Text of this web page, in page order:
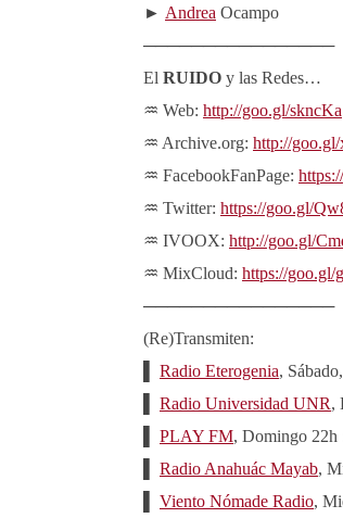
► Andrea Ocampo
────────────────
El RUIDO y las Redes…
♒ Web: http://goo.gl/skncKa
♒ Archive.org: http://
♒ FacebookFanPage:
♒ Twitter: https://goo.gl/
♒ IVOOX: http://goo.gl/
♒ MixCloud: https://goo.gl/
────────────────
(Re)Transmiten:
Radio Eterogenia,
Radio Universidad UNR,
PLAY FM, Domingo 22h
Radio Anahuác Mayab,
Viento Nómade Radio,